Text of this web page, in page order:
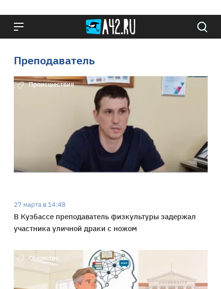
Преподаватель
Происшествия
27 марта в 14:48
В Кузбассе преподаватель физкультуры задержал
участника уличной драки с ножом
Общество